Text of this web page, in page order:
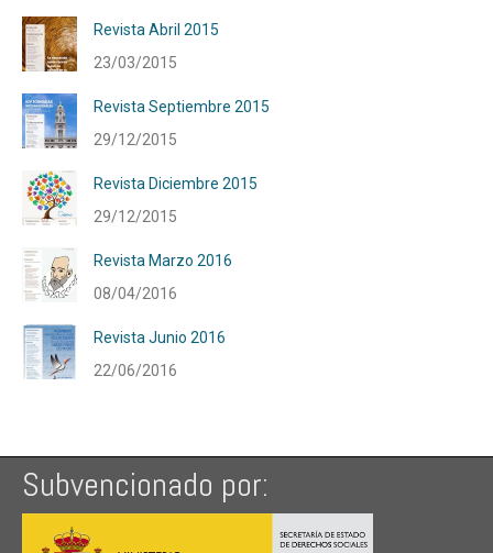
Revista Abril 2015
23/03/2015
Revista Septiembre 2015
29/12/2015
Revista Diciembre 2015
29/12/2015
Revista Marzo 2016
08/04/2016
Revista Junio 2016
22/06/2016
Subvencionado por: